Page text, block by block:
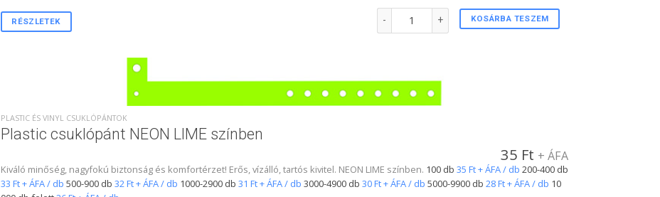
RÉSZLETEK KOSÁRBA TESZEM
Plastic csuklópánt VILÁGOSKÉK színben mennyiség
PLASTIC ÉS VINYL CSUKLÓPÁNTOK
Plastic csuklópánt NEON LIME színben
35 Ft + ÁFA
Kiváló minőség, nagyfokú biztonság és komfortérzet! Erős, vízálló, tartós kivitel. NEON LIME színben. 100 db 35 Ft + ÁFA / db 200-400 db
33 Ft + ÁFA / db 500-900 db 32 Ft + ÁFA / db 1000-2900 db 31 Ft + ÁFA / db 3000-4900 db 30 Ft + ÁFA / db 5000-9900 db 28 Ft + ÁFA / db 10